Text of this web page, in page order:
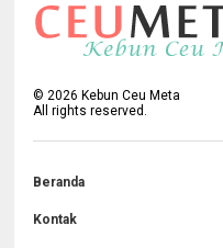
©2026 Kebun Ceu Meta
All rights reserved.
Beranda
Kontak